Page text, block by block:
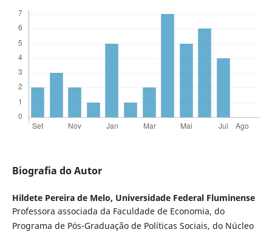
Biografia do Autor
Hildete Pereira de Melo, Universidade Federal Fluminense
Professora associada da Faculdade de Economia, do
Programa de Pós-Graduação de Políticas Sociais, do Núcleo